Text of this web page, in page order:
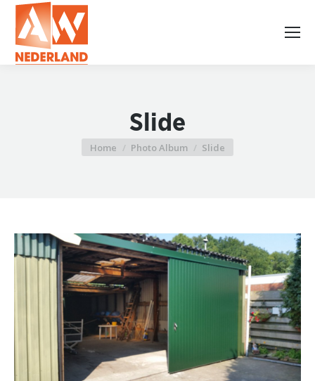
Slide
Je bent hier:
Home Photo Album Slide